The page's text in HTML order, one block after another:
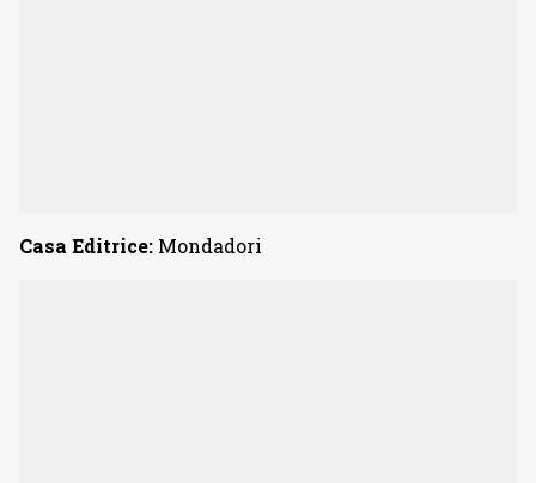
Casa Editrice: Mondadori